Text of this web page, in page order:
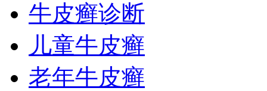
牛皮癣诊断
儿童牛皮癣
老年牛皮癣